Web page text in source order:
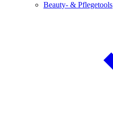
Beauty- & Pflegetools